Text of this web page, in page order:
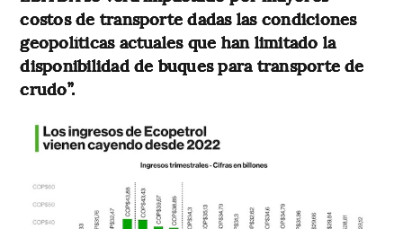
costos de transporte dadas las condiciones
geopolíticas actuales que han limitado la
disponibilidad de buques para transporte de
crudo”.